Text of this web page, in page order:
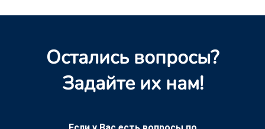
Остались вопросы?
Задайте их нам!